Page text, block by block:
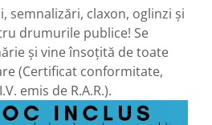
semnalizări, claxon, oglinzi și
drumurile publice! Se
și vine însoțită de toate
(Certificat conformitate,
emis de R.A.R.).